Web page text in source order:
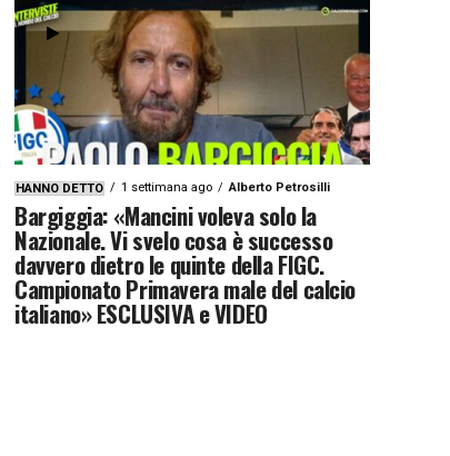
HANNO DETTO 1 settimana ago Alberto Petrosilli
Bargiggia: «Mancini voleva solo la
Nazionale. Vi svelo cosa è successo
davvero dietro le quinte della FIGC.
Campionato Primavera male del calcio
italiano» ESCLUSIVA e VIDEO